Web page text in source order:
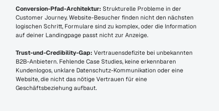
Conversion-Pfad-Architektur: Strukturelle Probleme in der
Customer Journey. Website-Besucher finden nicht den nächsten
logischen Schritt, Formulare sind zu komplex, oder die Information
auf deiner Landingpage passt nicht zur Anzeige.
Trust-und-Credibility-Gap: Vertrauensdefizite bei unbekannten
B2B-Anbietern. Fehlende Case Studies, keine erkennbaren
Kundenlogos, unklare Datenschutz-Kommunikation oder eine
Website, die nicht das nötige Vertrauen für eine
Geschäftsbeziehung aufbaut.